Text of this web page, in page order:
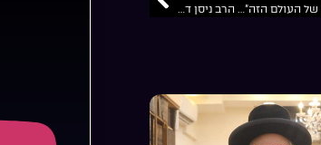
“הקדוש ברוך הוא קידש אותנו והציל אותנו מהבוץ של העולם הזה”… הרב ניסן דוד קיוואק שליט”א שיעור בליקוטי מוהר”ן תורה ל”ו שיעור רביעי